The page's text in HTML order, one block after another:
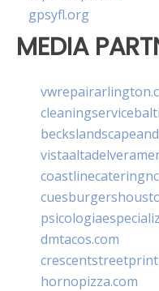
gpsyfl.org
MEDIA
dmtacos.com
hornopizza.com